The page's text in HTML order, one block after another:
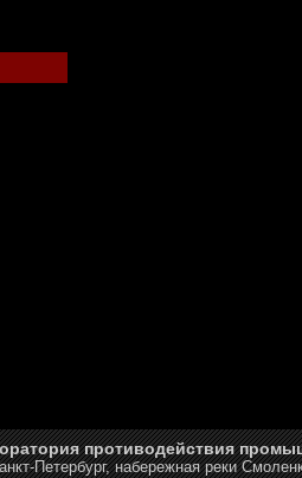
противодействия
Петербург, набережная реки